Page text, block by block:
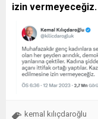
izin vermeyeceğiz.
kemal kılıçdaroğlu